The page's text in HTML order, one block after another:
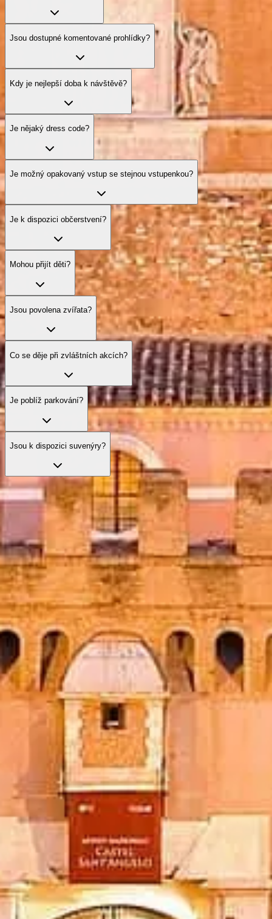
Jsou dostupné komentované prohlídky?
Kdy je nejlepší doba k návštěvě?
Je nějaký dress code?
Je možný opakovaný vstup se stejnou vstupenkou?
Je k dispozici občerstvení?
Mohou přijít děti?
Jsou povolena zvířata?
Co se děje při zvláštních akcích?
Je poblíž parkování?
Jsou k dispozici suvenýry?
Přeskočte frontu se svými vstupenkami
Objevte naše nejlepší možnosti vstupenek, navržené pro pohodlnou
návštěvu s prioritním vstupem a odborným vedením.
Rezervovat vstupenky
Castel Sant'Angelo Řím
Nezávislé, praktické informace pro návštěvu Castel Sant’Angelo —
vstupenky, otevírací doba, historie a chytré tipy.
Tento web je nezávislý a není spojen s oficiální správou
muzea.
Tento web castelsantangelo.org je nezávislá informační platforma
věnovaná Castel Sant'Angelo.
Každá registrovaná značka nebo ochranná známka je majetkem
svého vlastníka. Pro dotazy týkající se vstupenek kontaktujte přímo
poskytovatele vstupenek.
Kontaktujte nás
Rychlé odkazy